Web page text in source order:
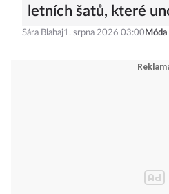
letních šatů, které
Sára Blahaj1. srpna 2026 03:00 Móda